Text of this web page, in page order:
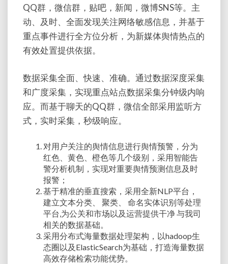
QQ群，微信群，贴吧，新闻，微博SNS等。主
动、及时、全面发现关注网络敏感信息，并基于
重点事件进行全方位分析，为新媒体舆情热点的
有效处置提供依据。
数据采集全面、快速、准确。通过数据深度采集
和广度采集，实现重点站点数据采集分钟级内响
应。而基于聊天的QQ群，微信全部采用监听方
式，实时采集，秒级响应。
对用户关注的舆情信息进行舆情预警，分为
红色、黄色、橙色等几个级别，采用智能告
警分析机制，实现对重要舆情预测信息及时
报警；
基于精准的垂直搜索，采用全新NLP平台，
建立文本分类、 聚类、 命名实体识别等处理
平台,为公关和市场以及运营提供干净 与我司
相关的数据基础。
采用分布式海量数据处理架构，以hadoop生
态圈以及ElasticSearch为基础，打造海量数据
高效存储检索功能优势。